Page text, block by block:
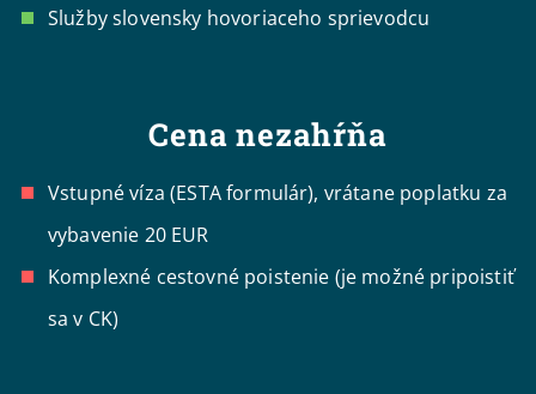
Služby slovensky hovoriaceho sprievodcu
Cena nezahŕňa
Vstupné víza (ESTA formulár), vrátane poplatku za
vybavenie 20 EUR
Komplexné cestovné poistenie (je možné pripoistiť
sa v CK)